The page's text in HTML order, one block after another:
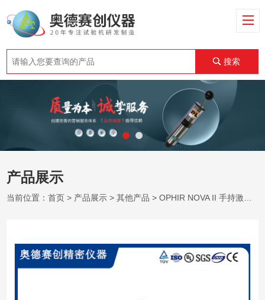
搜索
产品展示
当前位置：首页 > 产品展示 >其他产品 > OPHIR NOVA II 手持激光功率能量计表头 全系列探头兼容